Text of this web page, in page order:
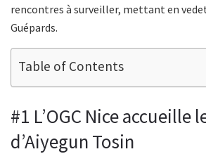
rencontres à surveiller, mettant en
Guépards.
Table of Contents
#1 L’OGC Nice accueille
d’Aiyegun Tosin